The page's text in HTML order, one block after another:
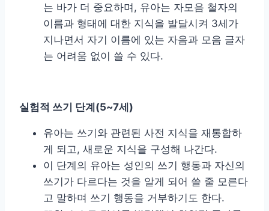
는 바가 더 중요하며, 유아는 자모음 철자의
이름과 형태에 대한 지식을 발달시켜 3세가
지나면서 자기 이름에 있는 자음과 모음 글자
는 어려움 없이 쓸 수 있다.
실험적 쓰기 단계(5~7세)
유아는 쓰기와 관련된 사전 지식을 재통합하
게 되고, 새로운 지식을 구성해 나간다.
이 단계의 유아는 성인의 쓰기 행동과 자신의
쓰기가 다르다는 것을 알게 되어 쓸 줄 모른다
고 말하며 쓰기 행동을 거부하기도 한다.